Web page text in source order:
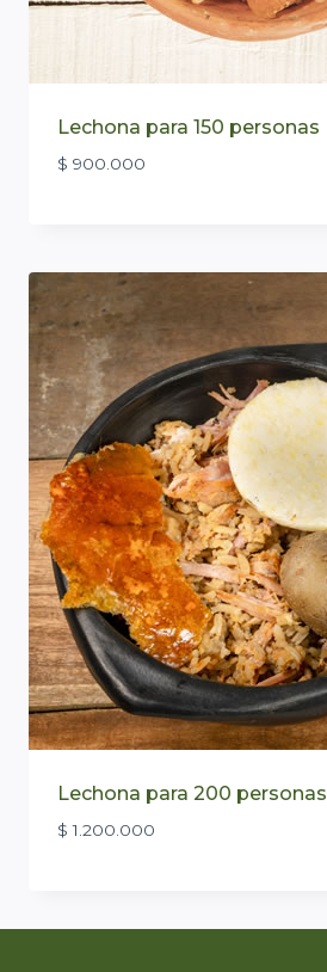
Lechona para 150 personas
$ 900.000
Lechona para 200 personas
$ 1.200.000